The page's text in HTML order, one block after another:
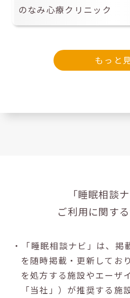
のなみ心療クリニック
もっと
「睡眠相談
ご利用に関す
・「睡眠相談ナビ」は、掲
を随時掲載・更新してお
を処方する施設やエーザ
「当社」）が推奨する施